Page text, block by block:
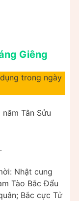
Giêng
trong ngày
Tân Sửu
Nhật cung
Tào Bắc Đẩu
Bắc cực Tử